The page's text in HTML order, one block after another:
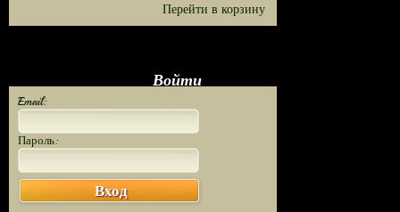
Перейти в корзину
Войти
Email:
Пароль:
Вход